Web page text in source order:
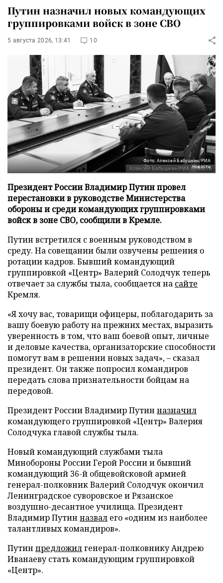
Путин назначил новых командующих
группировками войск в зоне СВО
5 августа 2026, 13:41 10
Фото: Алексей Бабушкин/РИА
Новости
Президент России Владимир Путин провел
перестановки в руководстве Министерства
обороны и среди командующих группировками
войск в зоне СВО, сообщили в Кремле.
Путин встретился с военным руководством в
среду. На совещании были озвучены решения о
ротации кадров. Бывший командующий
группировкой «Центр» Валерий Солодчук теперь
отвечает за службы тыла, сообщается на сайте
Кремля.
«Я хочу вас, товарищи офицеры, поблагодарить за
вашу боевую работу на прежних местах, выразить
уверенность в том, что ваш боевой опыт, личные
и деловые качества, организаторские способности
помогут вам в решении новых задач», – сказал
президент. Он также попросил командиров
передать слова признательности бойцам на
передовой.
Президент России Владимир Путин назначил
командующего группировкой «Центр» Валерия
Солодчука главой службы тыла.
Новый командующий службами тыла
Минобороны России Герой России и бывший
командующий 36-й общевойсковой армией
генерал-полковник Валерий Солодчук окончил
Ленинградское суворовское и Рязанское
воздушно-десантное училища. Президент
Владимир Путин назвал его «одним из наиболее
талантливых командиров».
Путин предложилгенерал-полковнику Андрею
Иванаеву стать командующим группировкой
«Центр».